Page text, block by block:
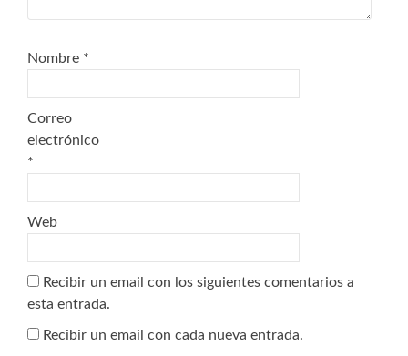
Nombre *
Correo
electrónico
*
Web
Recibir un email con los siguientes comentarios a
esta entrada.
Recibir un email con cada nueva entrada.